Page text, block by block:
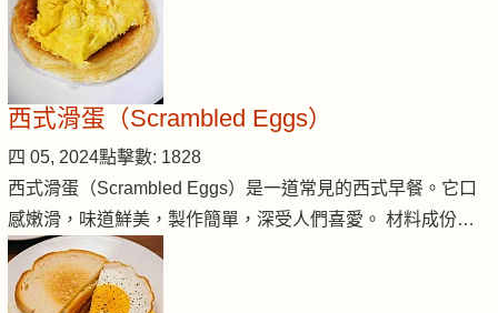
西式滑蛋（Scrambled Eggs）
四 05, 2024點擊數: 1828
西式滑蛋（Scrambled Eggs）是一道常見的西式早餐。它口
感嫩滑，味道鮮美，製作簡單，深受人們喜愛。 材料成份…